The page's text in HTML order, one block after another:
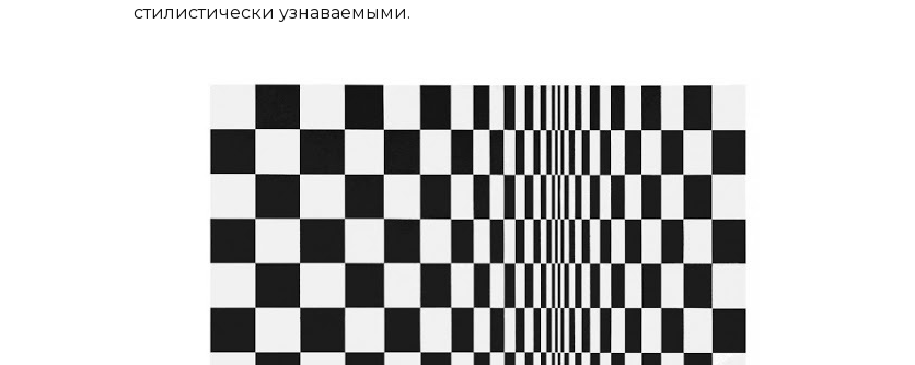
стилистически узнаваемыми.